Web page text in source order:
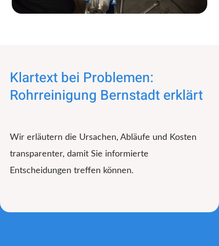
Klartext bei Problemen:
Rohrreinigung Bernstadt erklärt
Wir erläutern die Ursachen, Abläufe und Kosten
transparenter, damit Sie informierte
Entscheidungen treffen können.